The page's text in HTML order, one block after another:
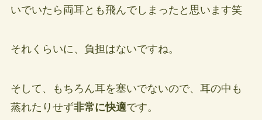
いでいたら両耳とも飛んでしまったと思います笑
それくらいに、負担はないですね。
そして、もちろん耳を塞いでないので、耳の中も
蒸れたりせず非常に快適です。